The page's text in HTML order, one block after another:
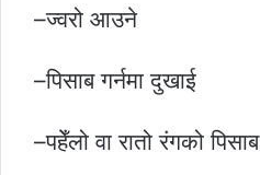
–ज्वरो आउने
–पिसाब गर्नमा दुखाई
–पहेँलो वा रातो रंगको पिसाब